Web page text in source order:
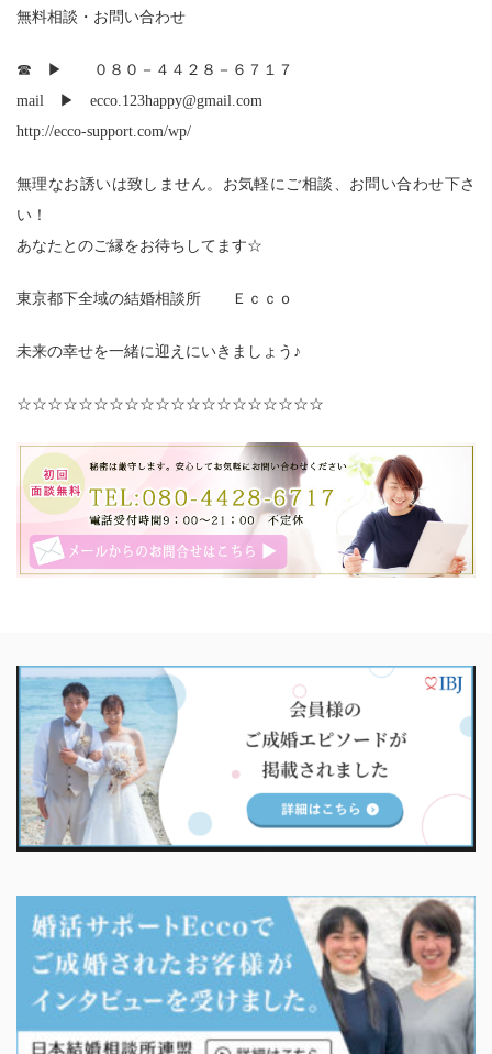
無料相談・お問い合わせ
☎ ▶ ０８０－４４２８－６７１７
mail ▶ ecco.123happy@gmail.com
http://ecco-support.com/wp/
無理なお誘いは致しません。お気軽にご相談、お問い合わせ下さ
い！
あなたとのご縁をお待ちしてます☆
東京都下全域の結婚相談所 Ｅｃｃｏ
未来の幸せを一緒に迎えにいきましょう♪
☆☆☆☆☆☆☆☆☆☆☆☆☆☆☆☆☆☆☆☆